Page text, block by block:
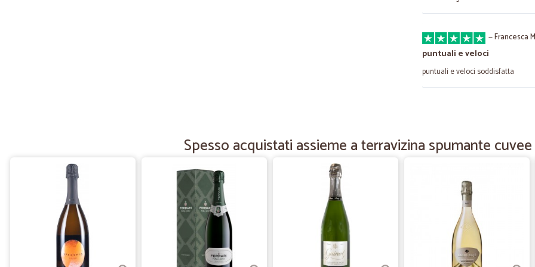
—Francesca
puntuali e veloci
puntuali e veloci soddisfatta
Ordinato giovedì verso
anche degli omaggi. Tutto perfetto
Precisi e veloci.
Precisi e veloci. Ottimo.
Spesso acquistati assieme a terravizina spumante